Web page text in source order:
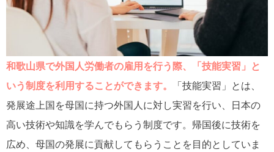
和歌山県で外国人労働者の雇用を行う際、「技能実習」と
いう制度を利用することができます。
「技能実習」とは、
発展途上国を母国に持つ外国人に対し実習を行い、日本の
高い技術や知識を学んでもらう制度です。帰国後に技術を
広め、母国の発展に貢献してもらうことを目的としていま